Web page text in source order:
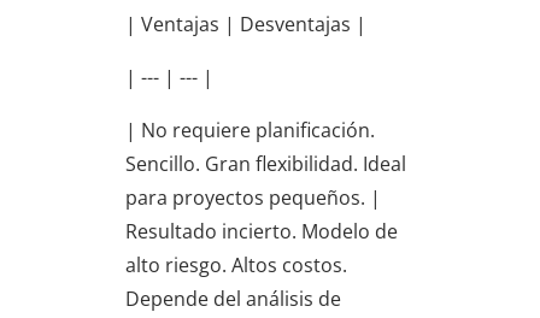
| Ventajas | Desventajas |
| --- | --- |
| No requiere planificación.
Sencillo. Gran flexibilidad. Ideal
para proyectos pequeños. |
Resultado incierto. Modelo de
alto riesgo. Altos costos.
Depende del análisis de